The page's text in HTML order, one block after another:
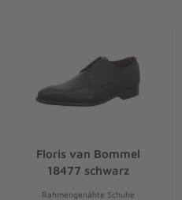
Floris van Bommel
18477 schwarz
Rahmengenähte Schuhe